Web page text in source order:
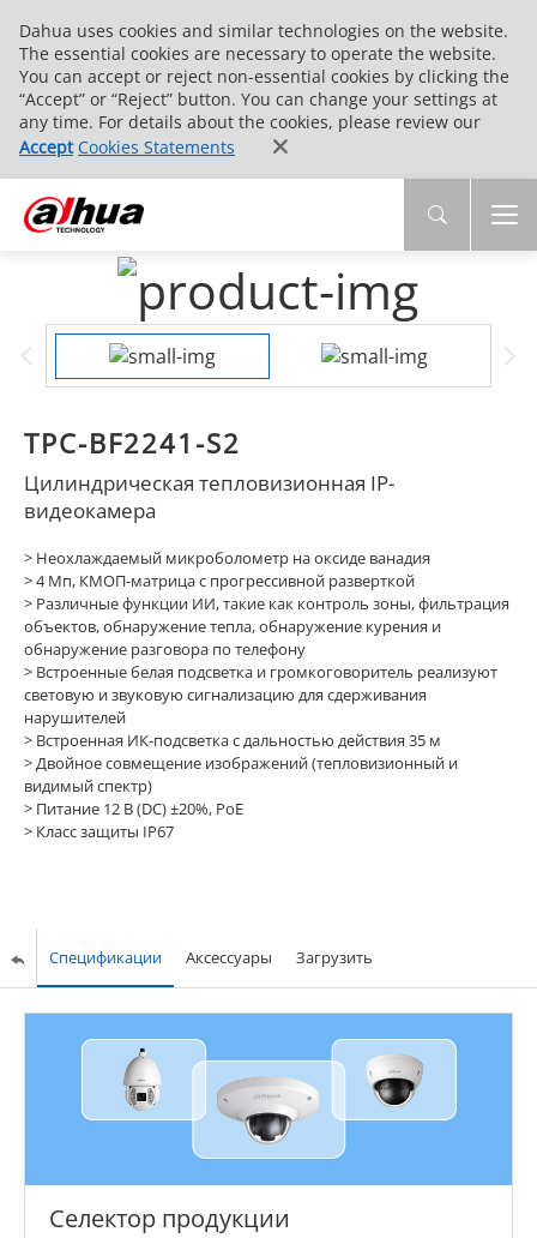
Dahua uses cookies and similar technologies on the website.
The essential cookies are necessary to operate the website.
You can accept or reject non-essential cookies by clicking the
“Accept” or “Reject” button. You can change your settings at
any time. For details about the cookies, please review our
Accept Cookies Statements
TPC-BF2241-S2
Цилиндрическая тепловизионная IP-
видеокамера
> Неохлаждаемый микроболометр на оксиде ванадия
>4 Мп, КМОП-матрица с прогрессивной разверткой
> Различные функции ИИ, такие как контроль зоны, фильтрация
объектов, обнаружение тепла, обнаружение курения и
обнаружение разговора по телефону
> Встроенные белая подсветка и громкоговоритель реализуют
световую и звуковую сигнализацию для сдерживания
нарушителей
> Встроенная ИК-подсветка с дальностью действия 35 м
>Двойное совмещение изображений (тепловизионный и
видимый спектр)
> Питание 12 В (DC) ±20%, PoE
> Класс защиты IP67
Спецификации Аксессуары Загрузить
Селектор продукции